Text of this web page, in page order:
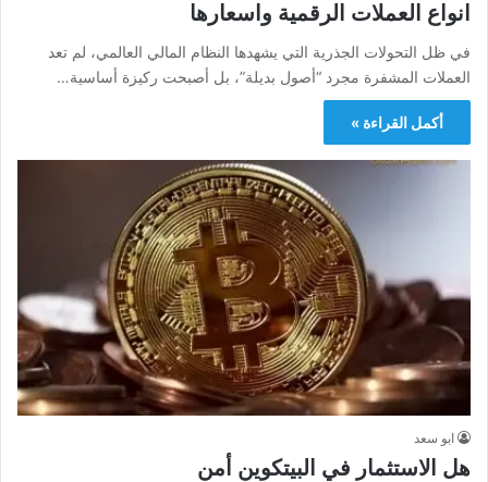
انواع العملات الرقمية واسعارها
في ظل التحولات الجذرية التي يشهدها النظام المالي العالمي، لم تعد
العملات المشفرة مجرد “أصول بديلة”، بل أصبحت ركيزة أساسية…
أكمل القراءة »
ابو سعد
هل الاستثمار في البيتكوين أمن